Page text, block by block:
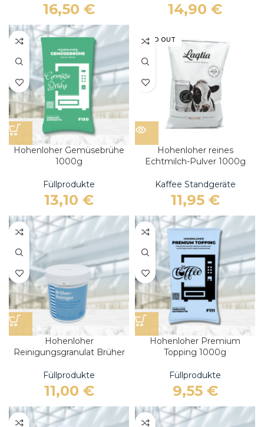
16,50 € 14,90 €
Hohenloher Gemüsebrühe
1000g
Füllprodukte
13,10 €
SOLD OUT
Hohenloher reines
Echtmilch-Pulver 1000g
Kaffee Standgeräte
11,95 €
Hohenloher
Reinigungsgranulat Brüher
Füllprodukte
11,00 €
Hohenloher Premium
Topping 1000g
Füllprodukte
9,55 €